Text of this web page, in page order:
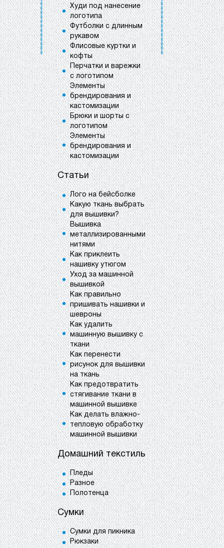
Худи под нанесение
логотипа
Футболки с длинным
рукавом
Флисовые куртки и
кофты
Перчатки и варежки
с логотипом
Элементы
брендирования и
кастомизации
Брюки и шорты с
логотипом
Элементы
брендирования и
кастомизации
Статьи
Лого на бейсболке
Какую ткань выбрать
для вышивки?
Вышивка
металлизированными
нитями
Как приклеить
нашивку утюгом
Уход за машинной
вышивкой
Как правильно
пришивать нашивки и
шевроны
Как удалить
машинную вышивку с
ткани
Как перенести
рисунок для вышивки
на ткань
Как предотвратить
стягивание ткани в
машинной вышивке
Как делать влажно-
тепловую обработку
машинной вышивки
Домашний текстиль
Пледы
Разное
Полотенца
Сумки
Сумки для пикника
Рюкзаки